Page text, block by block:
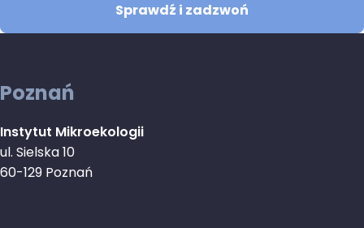
Sprawdź i zadzwoń
Poznań
Instytut Mikroekologii
ul. Sielska 10
60-129 Poznań